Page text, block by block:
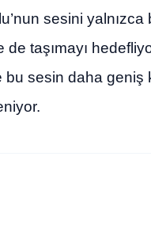
sesini yalnızca
taşımayı
bu sesin daha geniş